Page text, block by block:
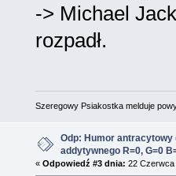
-> Michael
rozpadł.
Szeregowy Psiakostka melduje
Odp: Humor antracytowy
addytywnego R=0, G=0
« Odpowiedź #3 dnia: 22 Czerwca